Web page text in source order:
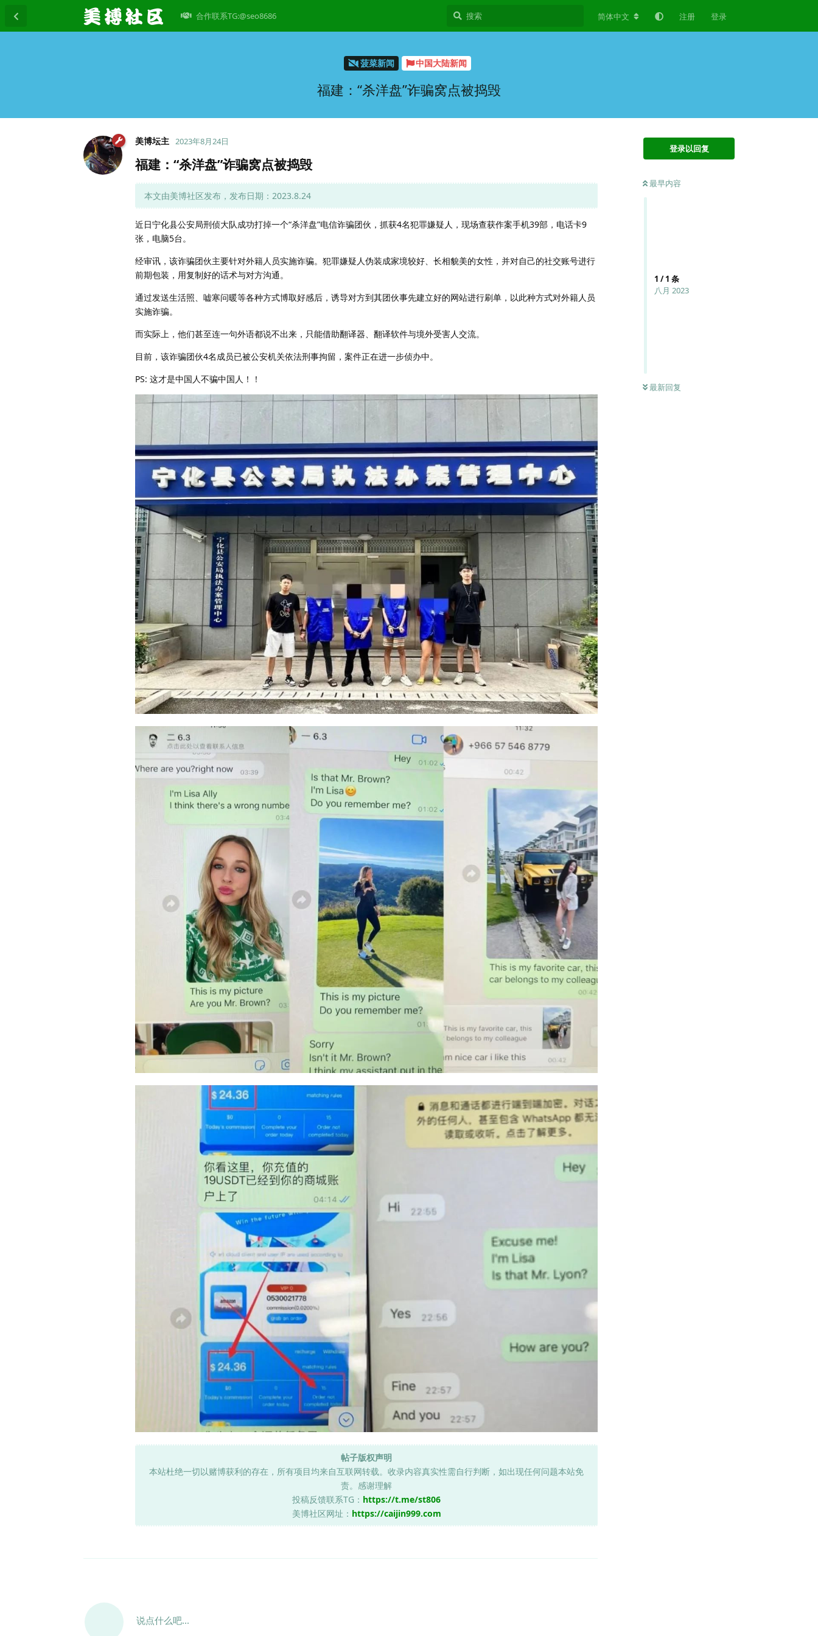
合作联系TG:@seo8686 简体中文 注册 登录
菠菜新闻 中国大陆新闻
福建：“杀洋盘”诈骗窝点被捣毁
登录以回复
最早内容
1 /1 条
八月 2023
最新回复
美博坛主 2023年8月24日
福建：“杀洋盘”诈骗窝点被捣毁
本文由美博社区发布，发布日期：2023.8.24
近日宁化县公安局刑侦大队成功打掉一个“杀洋盘”电信诈骗团伙，抓获4名犯罪嫌疑人，现场查获作案手机39部，电话卡9
张，电脑5台。
经审讯，该诈骗团伙主要针对外籍人员实施诈骗。犯罪嫌疑人伪装成家境较好、长相貌美的女性，并对自己的社交账号进行
前期包装，用复制好的话术与对方沟通。
通过发送生活照、嘘寒问暖等各种方式博取好感后，诱导对方到其团伙事先建立好的网站进行刷单，以此种方式对外籍人员
实施诈骗。
而实际上，他们甚至连一句外语都说不出来，只能借助翻译器、翻译软件与境外受害人交流。
目前，该诈骗团伙4名成员已被公安机关依法刑事拘留，案件正在进一步侦办中。
PS: 这才是中国人不骗中国人！！
帖子版权声明
本站杜绝一切以赌博获利的存在，所有项目均来自互联网转载。收录内容真实性需自行判断，如出现任何问题本站免
责。感谢理解
投稿反馈联系TG： https://t.me/st806
美博社区网址： https://caijin999.com
说点什么吧...